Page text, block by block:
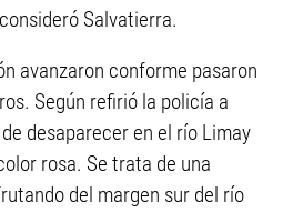
Salvatierra.
avanzaron conforme pasaron
Según refirió la policía a
desaparecer en el río Limay
rosa. Se trata de una
del margen sur del río